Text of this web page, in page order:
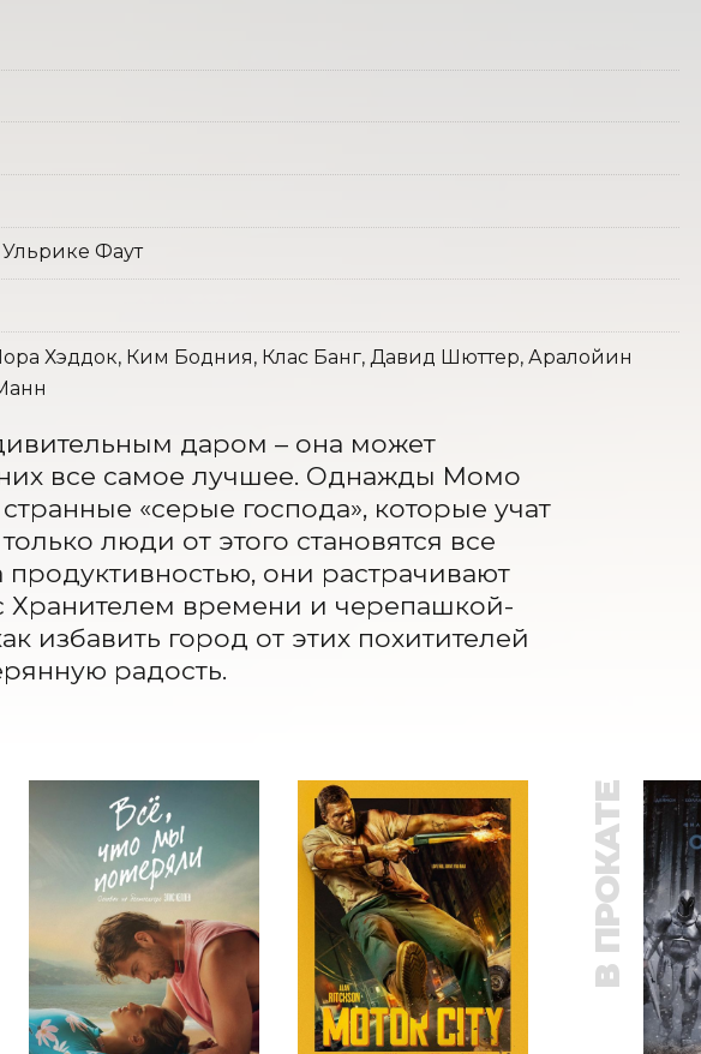
Фаут
Хэддок, Ким Бодния, Клас Банг, Давид Шюттер, Аралойин
даром – она может
все самое лучшее. Однажды Момо
«серые господа», которые учат
люди от этого становятся все
они растрачивают
Хранителем времени и черепашкой-
избавить город от этих похитителей
радость.
В ПРОКАТЕ